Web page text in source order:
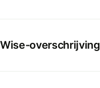
Wise-overschrijving